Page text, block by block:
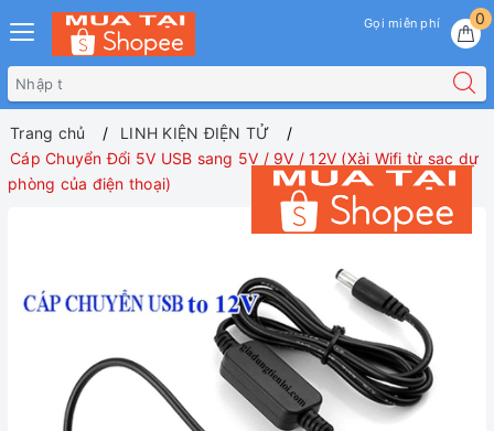
0
Gọi miễn phí
Trang chủ
LINH KIỆN ĐIỆN TỬ
Cáp Chuyển Đổi 5V USB sang 5V / 9V / 12V (Xài Wifi từ sạc dự
phòng của điện thoại)